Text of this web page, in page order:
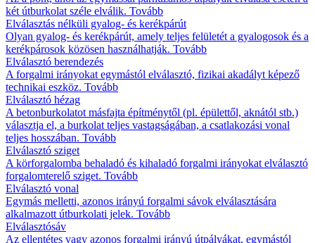
két útburkolat széle elválik. Tovább
Elválasztás nélküli gyalog- és kerékpárút
Olyan gyalog- és kerékpárút, amely teljes felületét a gyalogosok és a
kerékpárosok közösen használhatják. Tovább
Elválasztó berendezés
A forgalmi irányokat egymástól elválasztó, fizikai akadályt képező
technikai eszköz. Tovább
Elválasztó hézag
A betonburkolatot másfajta építménytől (pl. épülettől, aknától stb.)
választja el, a burkolat teljes vastagságában, a csatlakozási vonal
teljes hosszában. Tovább
Elválasztó sziget
A körforgalomba behaladó és kihaladó forgalmi irányokat elválasztó
forgalomterelő sziget. Tovább
Elválasztó vonal
Egymás melletti, azonos irányú forgalmi sávok elválasztására
alkalmazott útburkolati jelek. Tovább
Elválasztósáv
Az ellentétes vagy azonos forgalmi irányú útpályákat, egymástól